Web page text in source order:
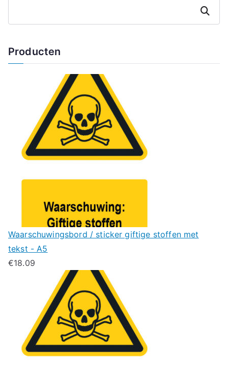
Zoeken
Producten
Waarschuwingsbord / sticker giftige stoffen met
tekst - A5
€18.09